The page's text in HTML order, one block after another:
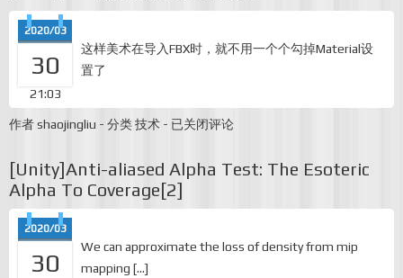
边
2020/03
30
21:03
这样美术在导入FBX时，就不用一个个勾掉Material设
置了
作者shaojingliu - 分类技术 - [Unity]FBX
导
入
设
改
已关闭评论
[Unity]Anti-aliased Alpha Test: The Esoteric
Alpha To Coverage[2]
2020/03
30
We can approximate the loss of density from mip
mapping […]